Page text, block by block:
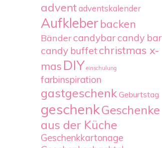
advent adventskalender
Aufkleberbacken
Bändercandybarcandy bar
candy buffetchristmas x-
mas DIY einschulung
farbinspiration
gastgeschenkGeburtstag
geschenkGeschenke
aus der Küche
Geschenkkartonage